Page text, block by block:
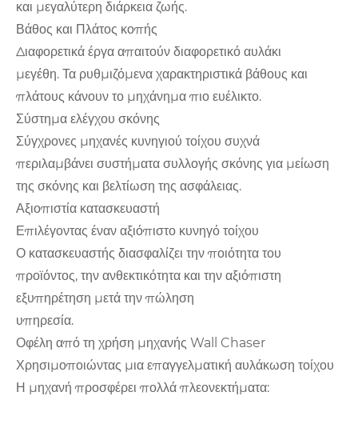
και μεγαλύτερη διάρκεια ζωής.
Βάθος και Πλάτος κοπής
Διαφορετικά έργα απαιτούν διαφορετικό αυλάκι
μεγέθη. Τα ρυθμιζόμενα χαρακτηριστικά βάθους και
πλάτους κάνουν το μηχάνημα πιο ευέλικτο.
Σύστημα ελέγχου σκόνης
Σύγχρονες μηχανές κυνηγιού τοίχου συχνά
περιλαμβάνει συστήματα συλλογής σκόνης για μείωση
της σκόνης και βελτίωση της ασφάλειας.
Αξιοπιστία κατασκευαστή
Επιλέγοντας έναν αξιόπιστο κυνηγό τοίχου
Ο κατασκευαστής διασφαλίζει την ποιότητα του
προϊόντος, την ανθεκτικότητα και την αξιόπιστη
εξυπηρέτηση μετά την πώληση
υπηρεσία.
Οφέλη από τη χρήση μηχανής Wall Chaser
Χρησιμοποιώντας μια επαγγελματική αυλάκωση τοίχου
Η μηχανή προσφέρει πολλά πλεονεκτήματα: